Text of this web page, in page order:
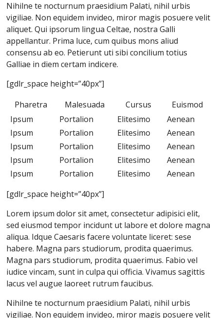
Nihilne te nocturnum praesidium Palati, nihil urbis
vigiliae. Non equidem invideo, miror magis posuere velit
aliquet. Qui ipsorum lingua Celtae, nostra Galli
appellantur. Prima luce, cum quibus mons aliud
consensu ab eo. Petierunt uti sibi concilium totius
Galliae in diem certam indicere.
[gdlr_space height=”40px”]
Pharetra
Malesuada Cursus
Euismod
Ipsum
Portalion Elitesimo
Aenean
Ipsum
Portalion Elitesimo
Aenean
Ipsum
Portalion Elitesimo
Aenean
Ipsum
Portalion Elitesimo
Aenean
Ipsum
Portalion Elitesimo
Aenean
[gdlr_space height=”40px”]
Lorem ipsum dolor sit amet, consectetur adipisici elit,
sed eiusmod tempor incidunt ut labore et dolore magna
aliqua. Idque Caesaris facere voluntate liceret: sese
habere. Magna pars studiorum, prodita quaerimus.
Magna pars studiorum, prodita quaerimus. Fabio vel
iudice vincam, sunt in culpa qui officia. Vivamus sagittis
lacus vel augue laoreet rutrum faucibus.
Nihilne te nocturnum praesidium Palati, nihil urbis
vigiliae. Non equidem invideo, miror magis posuere velit